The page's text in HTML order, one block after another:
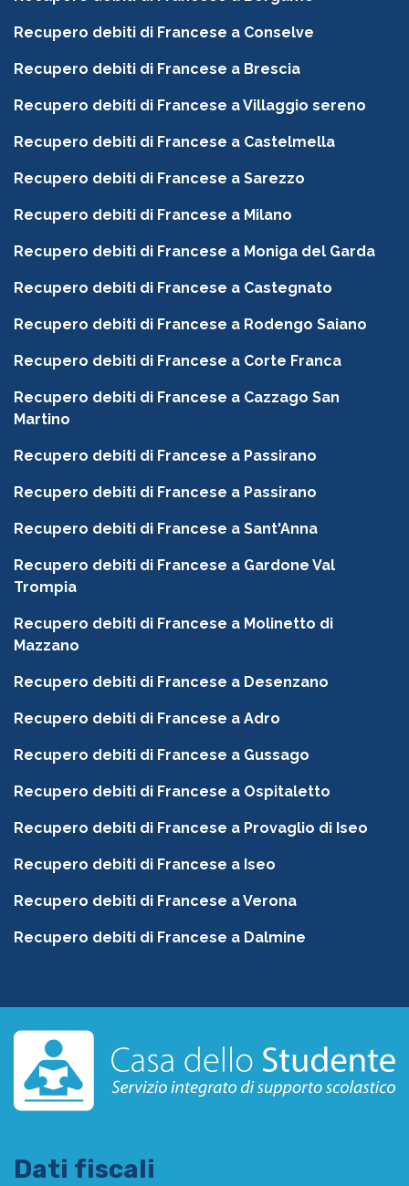
Recupero debiti di Francese a Conselve
Recupero debiti di Francese a Brescia
Recupero debiti di Francese a Villaggio sereno
Recupero debiti di Francese a Castelmella
Recupero debiti di Francese a Sarezzo
Recupero debiti di Francese a Milano
Recupero debiti di Francese a Moniga del Garda
Recupero debiti di Francese a Castegnato
Recupero debiti di Francese a Rodengo Saiano
Recupero debiti di Francese a Corte Franca
Recupero debiti di Francese a Cazzago San
Martino
Recupero debiti di Francese a Passirano
Recupero debiti di Francese a Passirano
Recupero debiti di Francese a Sant'Anna
Recupero debiti di Francese a Gardone Val
Trompia
Recupero debiti di Francese a Molinetto di
Mazzano
Recupero debiti di Francese a Desenzano
Recupero debiti di Francese a Adro
Recupero debiti di Francese a Gussago
Recupero debiti di Francese a Ospitaletto
Recupero debiti di Francese a Provaglio di Iseo
Recupero debiti di Francese a Iseo
Recupero debiti di Francese a Verona
Recupero debiti di Francese a Dalmine
Dati fiscali